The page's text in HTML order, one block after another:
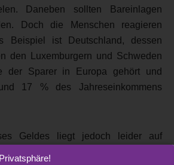
Daneben sollten Bareinlagen
Doch die Menschen reagieren
Beispiel ist Deutschland, dessen
den Luxemburgern und Schweden
der Sparer in Europa gehört und
17 % des Jahreseinkommens
Geldes liegt jedoch leider auf